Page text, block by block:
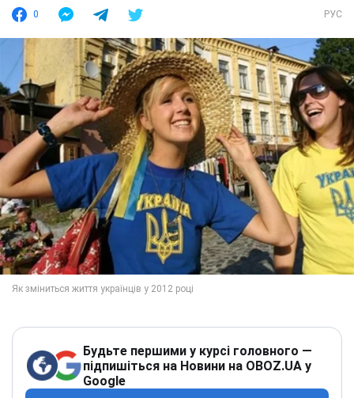
0 РУС
Будьте першими у курсі головного —
підпишіться на Новини на OBOZ.UA у
Google